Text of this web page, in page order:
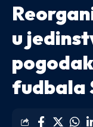
u
fudbala